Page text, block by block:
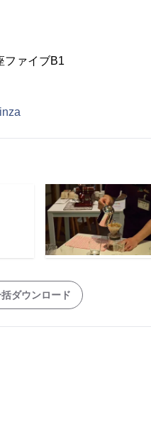
ァイブB1
ダウンロード